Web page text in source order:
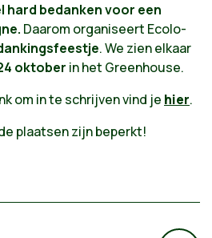
hard bedanken voor een
Daarom organiseert Ecolo-
. We zien elkaar
oktober in het Greenhouse.
om in te schrijven vind je hier.
plaatsen zijn beperkt!